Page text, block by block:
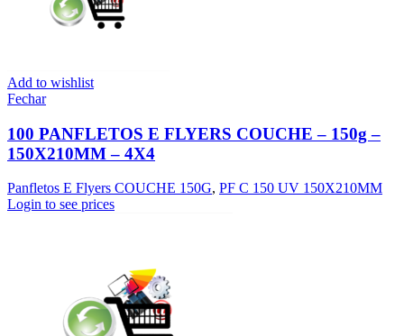
Add to wishlist
Fechar
100 PANFLETOS E FLYERS COUCHE – 150g –
150X210MM – 4X4
Panfletos E Flyers COUCHE 150G, PF C 150 UV 150X210MM
Login to see prices